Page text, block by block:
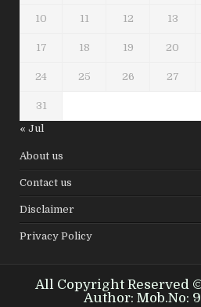
10 11 12 13
17 18 19 20
24 25 26 27
31
« Jul
About us
Contact us
Disclaimer
Privacy Policy
All Copyright Reserved ©-
Author: Mob.No: